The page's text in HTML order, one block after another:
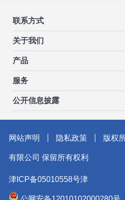
联系方式
关于我们
产品
服务
公开信息披露
网站声明 隐私政策 版权
有限公司 保留所有权利
津ICP备05010558号津